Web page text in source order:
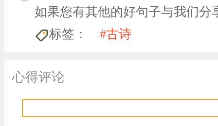
如果您有其他的好句子与我们分
标签：
#古诗
心得评论